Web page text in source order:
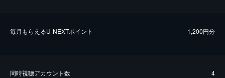
毎⽉もらえるU-NEXTポイント 1,200円分
同時視聴アカウント数 4